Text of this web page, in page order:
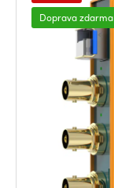
Doprava zdarma